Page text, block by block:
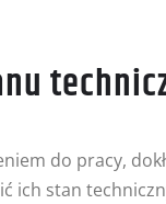
do pracy,
ich stan